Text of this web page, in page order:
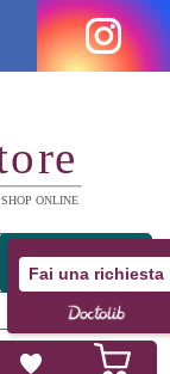
Fai una richiesta